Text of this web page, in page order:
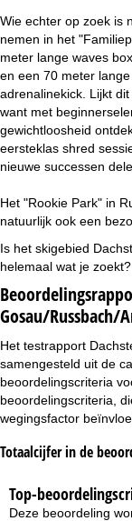
Wie echter op zoek is
nemen in het
meter lange waves
en een 70 meter
adrenalinekick. Lijkt
want met
gewichtloosheid
eersteklas shred
nieuwe successen
Het "Rookie Park" in
natuurlijk ook een
Is het skigebied
helemaal wat je
Gosau/Russbach/
Het testrapport
samengesteld uit de
beoordelingscriteria
beoordelingscriteria,
wegingsfactor
Totaalcijfer in de
Top-
Deze beoordeling